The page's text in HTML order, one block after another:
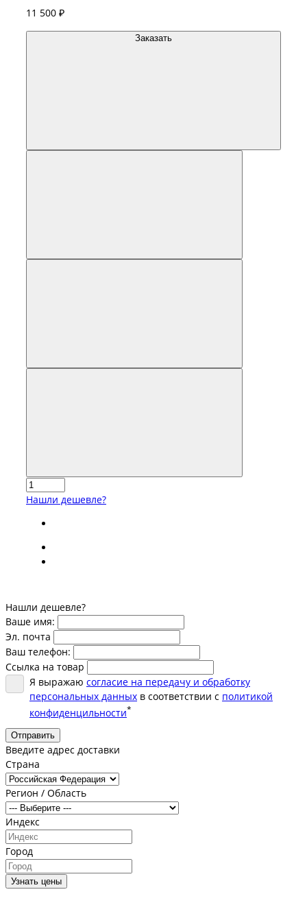
11 500 ₽
Заказать
Нашли дешевле?
Нашли дешевле?
Ваше имя:
Эл. почта
Ваш телефон:
Ссылка на товар
Я выражаю согласие на передачу и обработку
персональных данных в соответствии с политикой
конфиденцильности*
Отправить
Введите адрес доставки
Страна
Регион / Область
Индекс
Город
Узнать цены